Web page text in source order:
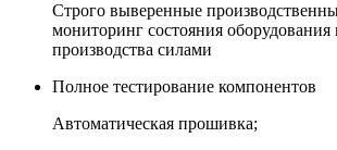
Строго выверенные
мониторинг состояния оборудования
производства силами
Полное тестирование компонентов
Автоматическая прошивка;